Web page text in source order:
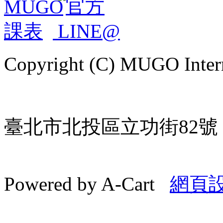
Copyright (C) MUGO
臺北市北投區立功街82
Powered by A-Cart 網頁